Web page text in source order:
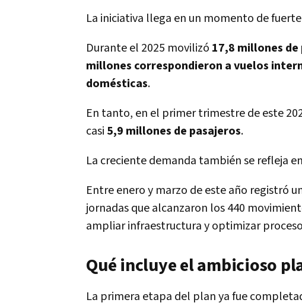
La iniciativa llega en un momento de
Durante el 2025 movilizó 17,8 millones de
millones correspondieron a vuelos
domésticas.
En tanto, en el primer trimestre de este
casi 5,9 millones de pasajeros.
La creciente demanda también se refleja
Entre enero y marzo de este año registró
jornadas que alcanzaron los 440
ampliar infraestructura y optimizar
Qué incluye el ambicioso
La primera etapa del plan ya fue